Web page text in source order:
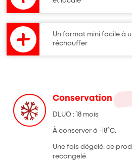
Un format mini facile à
réchauffer
Conservation
DLUO : 18 mois
À conserver à -18°C.
Une fois dégelé, ce
recongelé